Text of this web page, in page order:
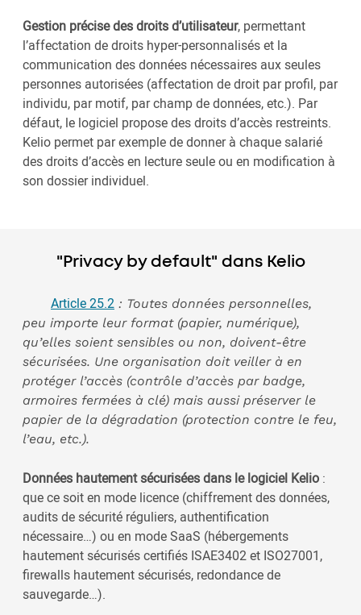
Gestion précise des droits d’utilisateur, permettant
l’affectation de droits hyper-personnalisés et la
communication des données nécessaires aux seules
personnes autorisées (affectation de droit par profil, par
individu, par motif, par champ de données, etc.). Par
défaut, le logiciel propose des droits d’accès restreints.
Kelio permet par exemple de donner à chaque salarié
des droits d’accès en lecture seule ou en modification à
son dossier individuel.
"Privacy by default" dans Kelio
Article 25.2 : Toutes données personnelles,
peu importe leur format (papier, numérique),
qu’elles soient sensibles ou non, doivent-être
sécurisées. Une organisation doit veiller à en
protéger l’accès (contrôle d’accès par badge,
armoires fermées à clé) mais aussi préserver le
papier de la dégradation (protection contre le feu,
l’eau, etc.).
Données hautement sécurisées dans le logiciel Kelio :
que ce soit en mode licence (chiffrement des données,
audits de sécurité réguliers, authentification
nécessaire…) ou en mode SaaS (hébergements
hautement sécurisés certifiés ISAE3402 et ISO27001,
firewalls hautement sécurisés, redondance de
sauvegarde…).